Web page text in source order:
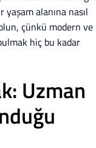
yaşam alanına nasıl
çünkü modern ve
hiç bu kadar
Uzman